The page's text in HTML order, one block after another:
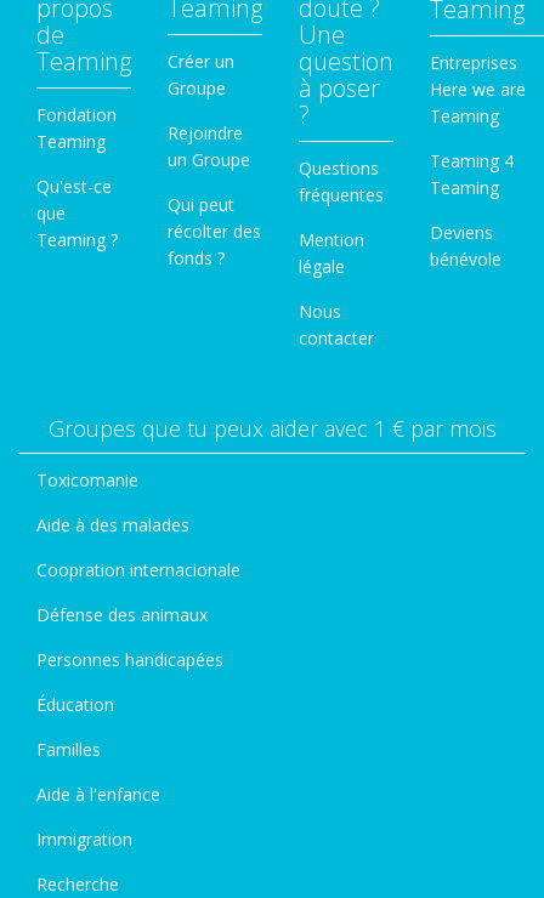
propos
de
Teaming
Fondation
Teaming
Qu'est-ce
que
Teaming ?
Teaming
Créer un
Groupe
Rejoindre
un Groupe
Qui peut
récolter des
fonds ?
doute ?
Une
question
à poser
?
Questions
fréquentes
Mention
légale
Nous
contacter
Teaming
Entreprises
Here we are
Teaming
Teaming 4
Teaming
Deviens
bénévole
Groupes que tu peux aider avec 1 € par mois
Toxicomanie
Aide à des malades
Coopration internacionale
Défense des animaux
Personnes handicapées
Éducation
Familles
Aide à l'enfance
Immigration
Recherche